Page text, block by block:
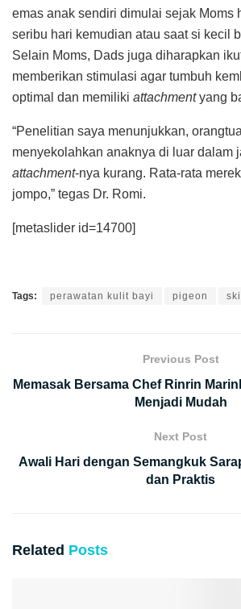
emas anak sendiri dimulai sejak Moms
seribu hari kemudian atau saat si kecil
Selain Moms, Dads juga diharapkan
memberikan stimulasi agar tumbuh
optimal dan memiliki attachmentyang
“Penelitian saya menunjukkan,
menyekolahkan anaknya di luar dalam
attachment-nya kurang. Rata-rata
jompo,” tegas Dr. Romi.
[metaslider id=14700]
Tags: perawatan kulit bayi pigeon
Previous Post
Memasak Bersama Chef Rinrin
Menjadi Mudah
Next Post
Awali Hari dengan Semangkuk
dan Praktis
Related Posts